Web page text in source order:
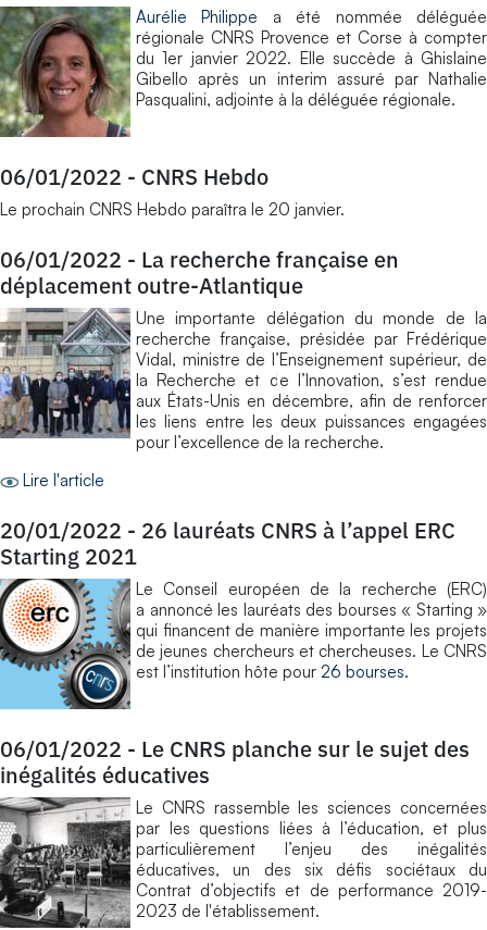
Aurélie Philippe a été nommée déléguée
régionale CNRS Provence et Corse à compter
du 1er janvier 2022. Elle succède à Ghislaine
Gibello après un interim assuré par Nathalie
Pasqualini, adjointe à la déléguée régionale.
06/01/2022 - CNRS Hebdo
Le prochain CNRS Hebdo paraîtra le 20 janvier.
06/01/2022 - La recherche française en
déplacement outre-Atlantique
Une importante délégation du monde de la
recherche française, présidée par Frédérique
Vidal, ministre de l’Enseignement supérieur, de
la Recherche et de l’Innovation, s’est rendue
aux États-Unis en décembre, afin de renforcer
les liens entre les deux puissances engagées
pour l’excellence de la recherche.
Lire l'article
20/01/2022 - 26 lauréats CNRS à l’appel ERC
Starting 2021
Le Conseil européen de la recherche (ERC)
a annoncé les lauréats des bourses « Starting »
qui financent de manière importante les projets
de jeunes chercheurs et chercheuses. Le CNRS
est l’institution hôte pour 26 bourses.
06/01/2022 - Le CNRS planche sur le sujet des
inégalités éducatives
Le CNRS rassemble les sciences concernées
par les questions liées à l’éducation, et plus
particulièrement l’enjeu des inégalités
éducatives, un des six défis sociétaux du
Contrat d’objectifs et de performance 2019-
2023 de l'établissement.